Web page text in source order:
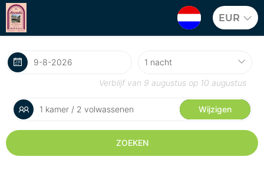
EUR
Verblijf van 9 augustus op 10 augustus
1 kamer / 2 volwassenen Wijzigen